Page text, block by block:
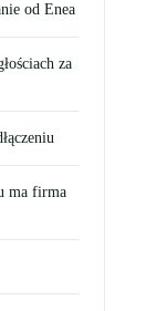
od Enea
za
ma firma